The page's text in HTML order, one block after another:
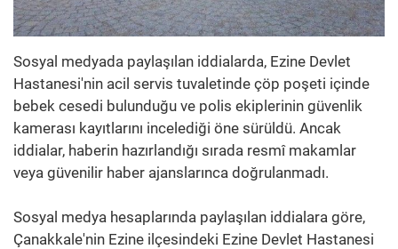
Sosyal medyada paylaşılan iddialarda, Ezine Devlet
Hastanesi'nin acil servis tuvaletinde çöp poşeti içinde
bebek cesedi bulunduğu ve polis ekiplerinin güvenlik
kamerası kayıtlarını incelediği öne sürüldü. Ancak
iddialar, haberin hazırlandığı sırada resmî makamlar
veya güvenilir haber ajanslarınca doğrulanmadı.
Sosyal medya hesaplarında paylaşılan iddialara göre,
Çanakkale'nin Ezine ilçesindeki Ezine Devlet Hastanesi